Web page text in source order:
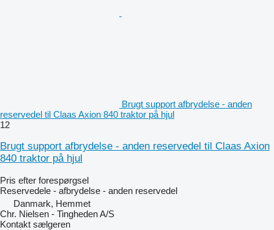
Brugt support afbrydelse - anden
reservedel til Claas Axion 840 traktor på hjul
12
Brugt support afbrydelse - anden reservedel til Claas Axion
840 traktor på hjul
Pris efter forespørgsel
Reservedele - afbrydelse - anden reservedel
Danmark, Hemmet
Chr. Nielsen - Tingheden A/S
Kontakt sælgeren